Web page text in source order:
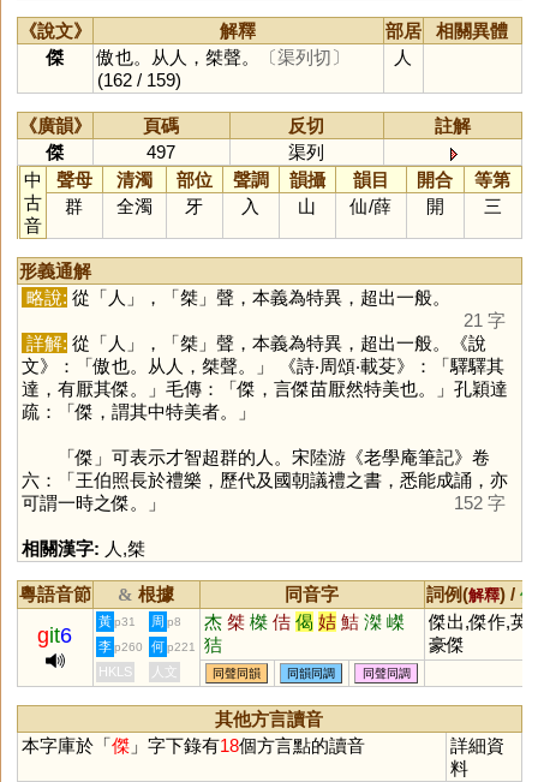
《說文》 解釋 部居
相關異體
傑
傲也。从人，桀聲。
〔渠列切〕
(162 / 159)
人
《廣韻》 頁碼 反切
註解
傑
497
渠列
中
古
音
聲母 清濁 部位 聲調 韻攝 韻目 開合
等第
群
全濁 牙 入 山 仙/薛 開 三
形義通解
略說: 從「人 」，「桀」聲，本義為特異，超出一般。
21 字
詳解: 從「人 」，「桀」聲，本義為特異，超出一般。《說
文》：「傲也。从人，桀聲。」 《詩‧周頌‧載芟》：「驛驛其
達，有厭其傑。」毛傳：「傑，言傑苗厭然特美也。」孔穎達
疏：「傑，謂其中特美者。」
「傑 」可表示才智超群的人。宋陸游《老學庵筆記》卷
六：「王伯照長於禮樂，歷代及國朝議禮之書，悉能成誦，亦
可謂一時之傑。」
152 字
相關漢字: 人,桀
粵語音節 & 根據 同音字 詞例(解釋) /
git6
黃 p31 周 p8 杰 桀 榤 佶 偈 姞 鮚 滐 嵥
狤
傑出,傑作,英
豪傑
李 p260 何 p221
HKLS 人文 同聲同韻 同韻同調 同聲同調
其他方言讀音
本字庫於「傑」字下錄有18個方言點的讀音
詳細資
料